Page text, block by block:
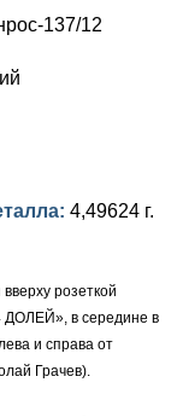
137/12
4,49624 г.
розеткой
в середине в
и справа от
Грачев).